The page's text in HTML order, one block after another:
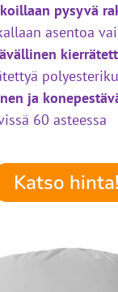
pysyvä
asentoa
ja
60 asteessa
Katso hinta!